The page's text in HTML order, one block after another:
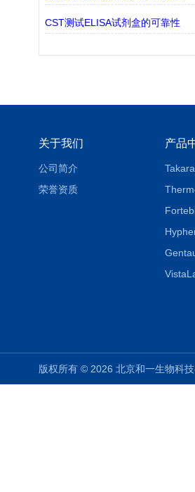
CST测试ELISA试剂盒的可靠性
关于我们
公司简介
荣誉资质
产品
版权所有 © 2026 北京和一生物